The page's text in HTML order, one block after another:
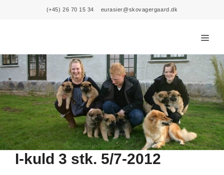
(+45) 26 70 15 34 eurasier@skovagergaard.dk
I-kuld 3 stk. 5/7-2012